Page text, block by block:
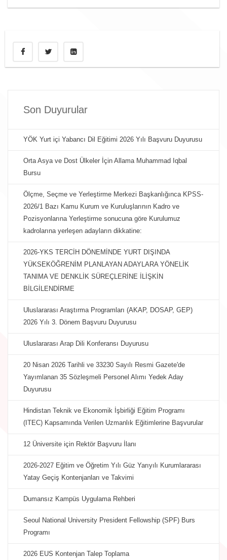
Son Duyurular
YÖK Yurt içi Yabancı Dil Eğitimi 2026 Yılı Başvuru Duyurusu
Orta Asya ve Dost Ülkeler İçin Allama Muhammad Iqbal
Bursu
Ölçme, Seçme ve Yerleştirme Merkezi Başkanlığınca KPSS-
2026/1 Bazı Kamu Kurum ve Kuruluşlarının Kadro ve
Pozisyonlarına Yerleştirme sonucuna göre Kurulumuz
kadrolarına yerleşen adayların dikkatine:
2026-YKS TERCİH DÖNEMİNDE YURT DIŞINDA
YÜKSEKÖĞRENİM PLANLAYAN ADAYLARA YÖNELİK
TANIMA VE DENKLİK SÜREÇLERİNE İLİŞKİN
BİLGİLENDİRME
Uluslararası Araştırma Programları (AKAP, DOSAP, GEP)
2026 Yılı 3. Dönem Başvuru Duyurusu
Uluslararası Arap Dili Konferansı Duyurusu
20 Nisan 2026 Tarihli ve 33230 Sayılı Resmi Gazete'de
Yayımlanan 35 Sözleşmeli Personel Alımı Yedek Aday
Duyurusu
Hindistan Teknik ve Ekonomik İşbirliği Eğitim Programı
(ITEC) Kapsamında Verilen Uzmanlık Eğitimlerine Başvurular
12 Üniversite için Rektör Başvuru İlanı
2026-2027 Eğitim ve Öğretim Yılı Güz Yarıyılı Kurumlararası
Yatay Geçiş Kontenjanları ve Takvimi
Dumansız Kampüs Uygulama Rehberi
Seoul National University President Fellowship (SPF) Burs
Programı
2026 EUS Kontenjan Talep Toplama